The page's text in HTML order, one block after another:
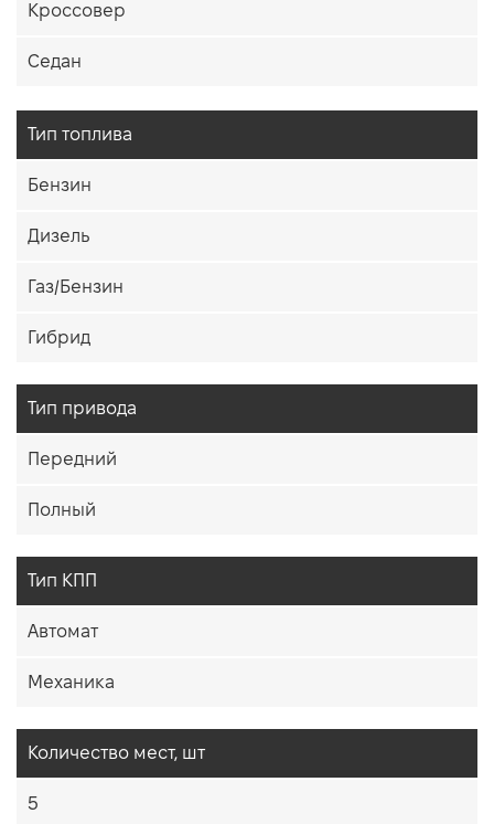
Кроссовер
Седан
Тип топлива
Бензин
Дизель
Газ/Бензин
Гибрид
Тип привода
Передний
Полный
Тип КПП
Автомат
Механика
Количество мест, шт
5